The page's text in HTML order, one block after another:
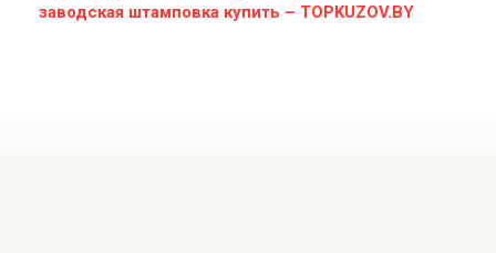
заводская штамповка купить – TOPKUZOV.BY